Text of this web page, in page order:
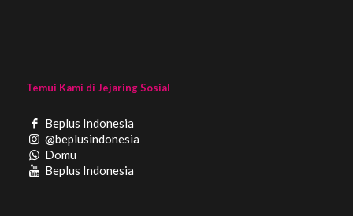
Temui Kami di Jejaring Sosial
Beplus Indonesia
@beplusindonesia
Domu
Beplus Indonesia